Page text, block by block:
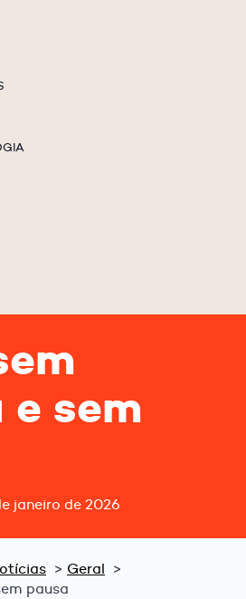
e sem
janeiro de 2026
Geral
pausa